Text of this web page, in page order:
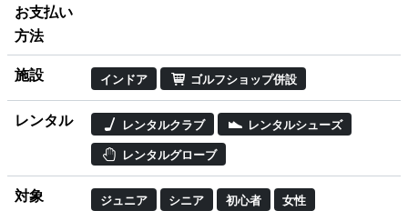
お支払い
方法
施設 インドア ゴルフショップ併設
レンタル レンタルクラブ レンタルシューズ
レンタルグローブ
対象 ジュニア シニア 初心者 女性